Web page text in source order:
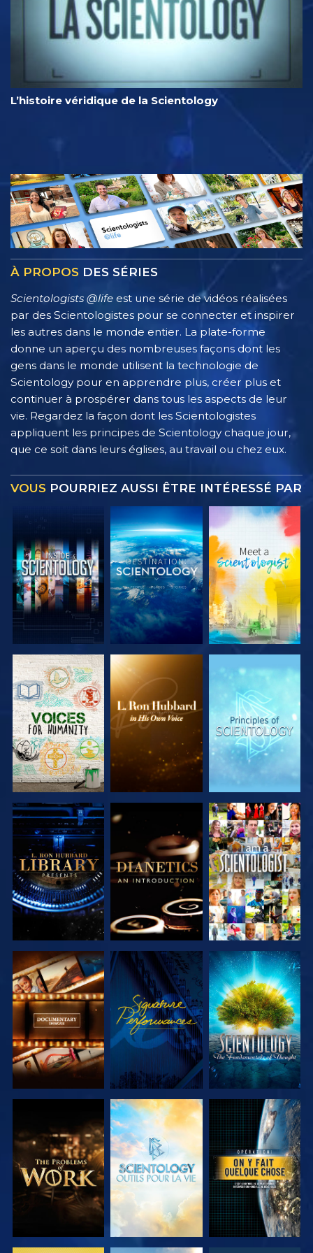
L’histoire véridique de la Scientology
À PROPOS DES SÉRIES
Scientologists @life est une série de vidéos réalisées
par des Scientologistes pour se connecter et inspirer
les autres dans le monde entier. La plate-forme
donne un aperçu des nombreuses façons dont les
gens dans le monde utilisent la technologie de
Scientology pour en apprendre plus, créer plus et
continuer à prospérer dans tous les aspects de leur
vie. Regardez la façon dont les Scientologistes
appliquent les principes de Scientology chaque jour,
que ce soit dans leurs églises, au travail ou chez eux.
VOUS POURRIEZ AUSSI ÊTRE INTÉRESSÉ PAR
DÉCOUVRIR
LES SÉRIES
DÉCOUVRIR
LES SÉRIES
DÉCOUVRIR
LES SÉRIES
DÉCOUVRIR
LES SÉRIES
DÉCOUVRIR
LES SÉRIES
REGARDER
DÉCOUVRIR
LES SÉRIES
REGARDER
DÉCOUVRIR
LES SÉRIES
DÉCOUVRIR
LES SÉRIES
DÉCOUVRIR
LES SÉRIES
REGARDER